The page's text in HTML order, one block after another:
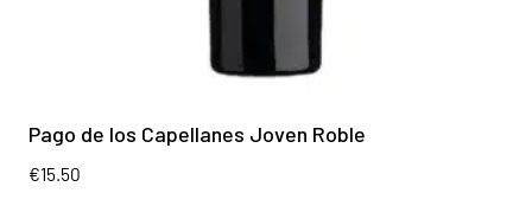
Pago de los Capellanes Joven Roble
€15.50